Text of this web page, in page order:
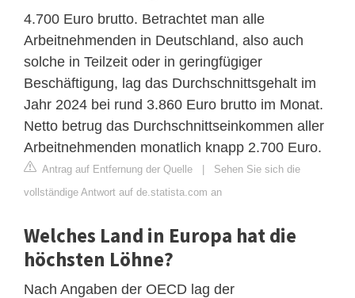
4.700 Euro brutto. Betrachtet man alle
Arbeitnehmenden in Deutschland, also auch
solche in Teilzeit oder in geringfügiger
Beschäftigung, lag das Durchschnittsgehalt im
Jahr 2024 bei rund 3.860 Euro brutto im Monat.
Netto betrug das Durchschnittseinkommen aller
Arbeitnehmenden monatlich knapp 2.700 Euro.
Antrag auf Entfernung der Quelle | Sehen Sie sich die
vollständige Antwort auf de.statista.com an
Welches Land in Europa hat die
höchsten Löhne?
Nach Angaben der OECD lag der